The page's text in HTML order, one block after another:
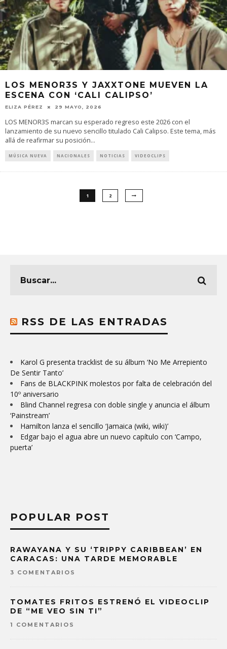
LOS MENOR3S Y JAXXTONE MUEVEN LA
ESCENA CON ‘CALI CALIPSO’
ELIZA PÉREZ 29 MAYO, 2026
LOS MENOR3S marcan su esperado regreso este 2026 con el
lanzamiento de su nuevo sencillo titulado Cali Calipso. Este tema, más
allá de reafirmar su posición...
MÚSICA NUEVA NACIONALES NOTICIAS VIDEOCLIPS
1 2
RSS DE LAS ENTRADAS
Karol G presenta tracklist de su álbum ‘No Me Arrepiento
De Sentir Tanto’
Fans de BLACKPINK molestos por falta de celebración del
10º aniversario
Blind Channel regresa con doble single y anuncia el álbum
‘Painstream’
Hamilton lanza el sencillo ‘Jamaica (wiki, wiki)’
Edgar bajo el agua abre un nuevo capítulo con ‘Campo,
puerta’
POPULAR POST
RAWAYANA Y SU ‘TRIPPY CARIBBEAN’ EN
CARACAS: UNA TARDE MEMORABLE
3 COMENTARIOS
TOMATES FRITOS ESTRENÓ EL VIDEOCLIP
DE “ME VEO SIN TI”
1 COMENTARIOS